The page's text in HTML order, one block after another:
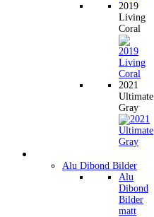
2019
Living
Coral
2021
Ultimate
Gray
Alu Dibond Bilder
Alu
Dibond
Bilder
matt